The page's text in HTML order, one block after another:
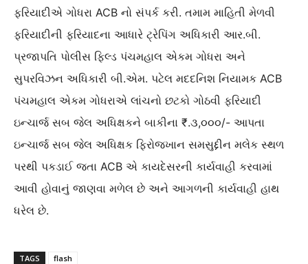
ફરિયાદીએ ગોધરા ACB નો સંપર્ક કરી. તમામ માહિતી મેળવી
ફરિયાદીની ફરિયાદના આધારે ટ્રેપિંગ અધિકારી આર.બી.
પ્રજાપતિ પોલીસ ફિલ્ડ પંચમહાલ એકમ ગોધરા અને
સુપરવિઝન અધિકારી બી.એમ. પટેલ મદદનિશ નિયામક ACB
પંચમહાલ એકમ ગોધરાએ લાંચનો છટકો ગોઠવી ફરિયાદી
ઇન્ચાર્જ સબ જેલ અધિક્ષકને બાકીના ₹.૩,૦૦૦/- આપતા
ઇન્ચાર્જ સબ જેલ અધિક્ષક ફિરોજખાન સમસુદ્દીન મલેક સ્થળ
પરથી પકડાઈ જતા ACB એ કાયદેસરની કાર્યવાહી કરવામાં
આવી હોવાનું જાણવા મળેલ છે અને આગળની કાર્યવાહી હાથ
ધરેલ છે.
TAGS flash